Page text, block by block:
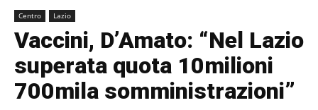
Centro Lazio
Vaccini, D’Amato: “Nel Lazio
superata quota 10milioni
700mila somministrazioni”